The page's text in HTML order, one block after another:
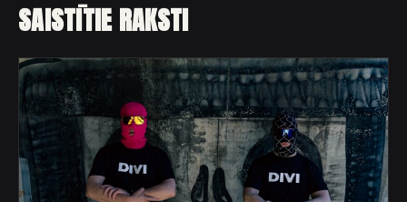
SAISTĪTIE RAKSTI